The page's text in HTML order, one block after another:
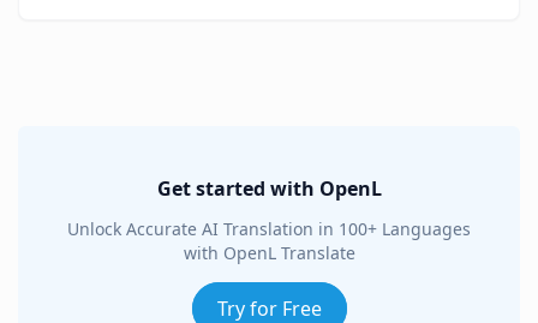
Get started with OpenL
Unlock Accurate AI Translation in 100+ Languages
with OpenL Translate
Try for Free